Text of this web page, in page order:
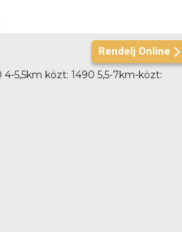
Rendelj Online
5,5km közt: 1490 5,5-7km-közt: